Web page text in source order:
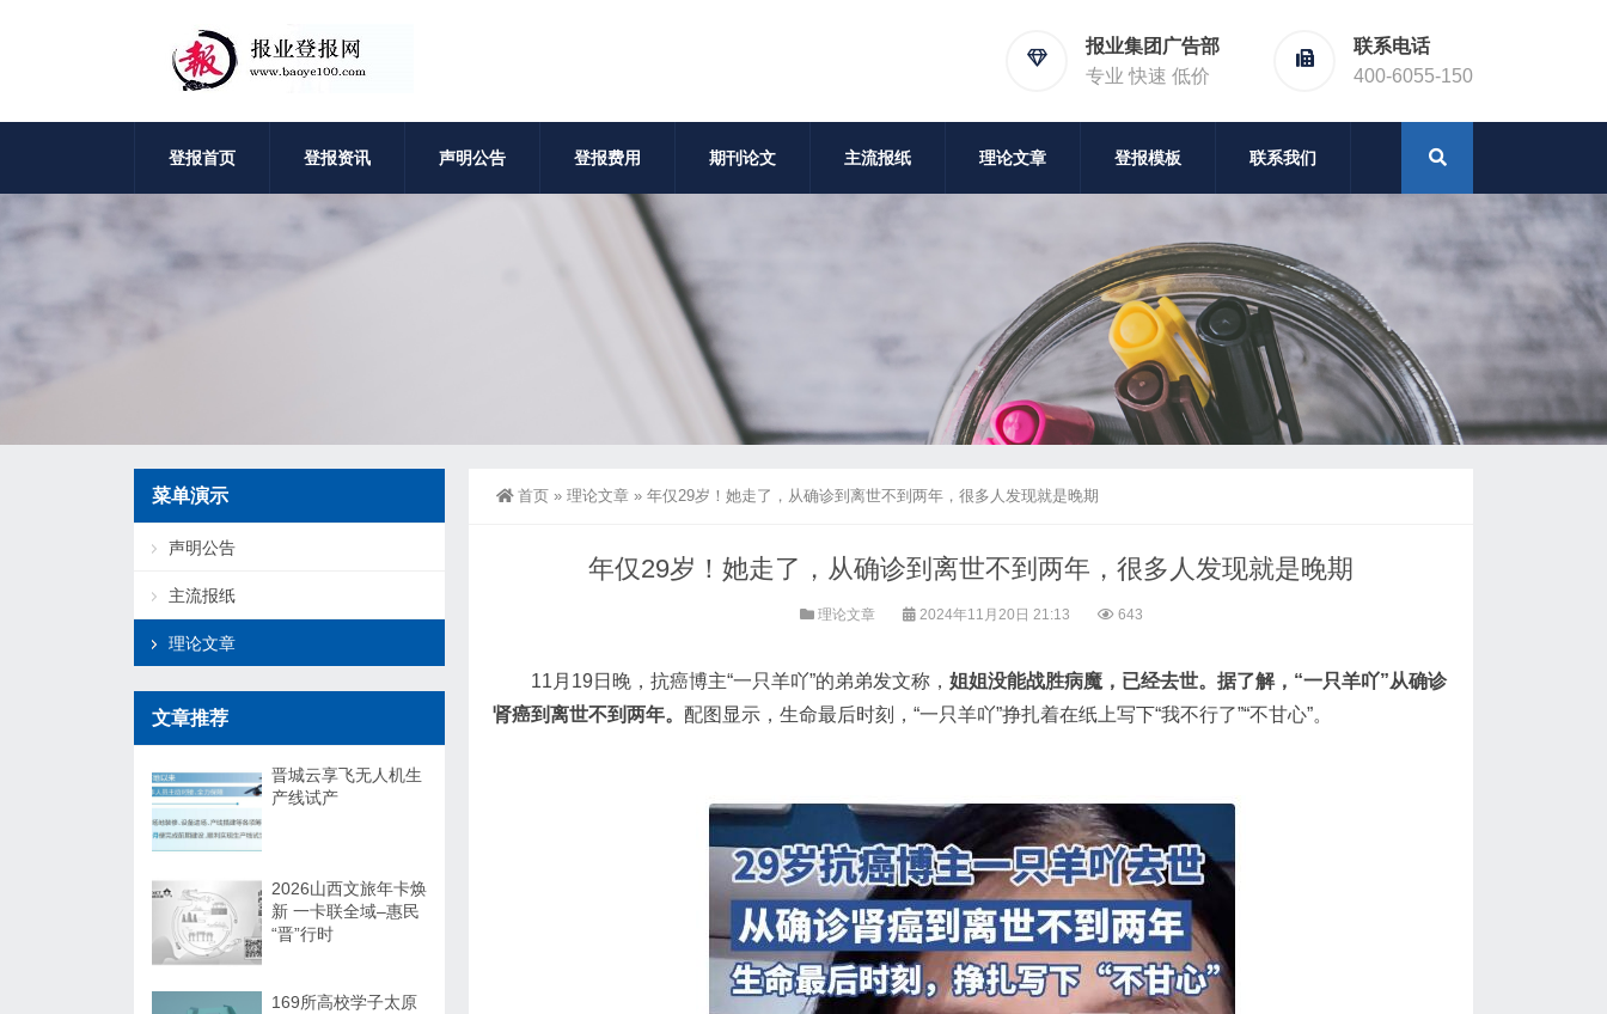
报业集团广告部
专业 快速 低价
联系电话
400-6055-150
登报首页 登报资讯 声明公告 登报费用 期刊论文 主流报纸 理论文章 登报模板 联系我们
首页 » 理论文章 » 年仅29岁！她走了，从确诊到离世不到两年，很多人发现就是晚期
年仅29岁！她走了，从确诊到离世不到两年，很多人发现就是晚期
理论文章 2024年11月20日 21:13 643
11月19日晚，抗癌博主“一只羊吖”的弟弟发文称， 姐姐没能战胜病魔，已经去世。据了解，“一只羊吖”从确诊
肾癌到离世不到两年。 配图显示，生命最后时刻，“一只羊吖”挣扎着在纸上写下“我不行了”“不甘心”。
菜单演示
声明公告
主流报纸
理论文章
文章推荐
晋城云享飞无人机生
产线试产
2026山西文旅年卡焕
新 一卡联全域–惠民
“晋”行时
169所高校学子太原